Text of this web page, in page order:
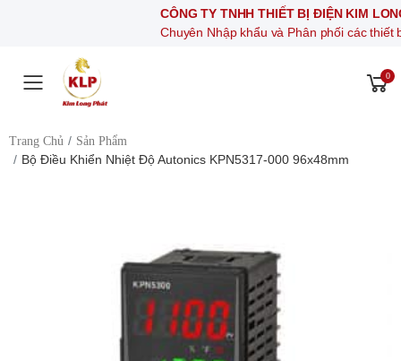
CÔNG TY TNHH THIẾT BỊ ĐIỆN KIM LONG PHÁT
Chuyên Nhập khẩu và Phân phối các thiết bị khí
Toggle mobile menu
0
Trang Chủ Sản Phẩm
Bộ Điều Khiển Nhiệt Độ Autonics KPN5317-000 96x48mm